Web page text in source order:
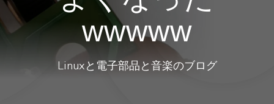
wwwww
Linuxと電子部品と音楽のブログ